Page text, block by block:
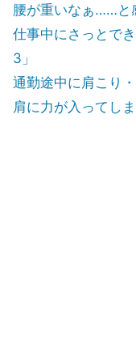
腰が重いなぁ……と
仕事中にさっとで
3」
通勤途中に肩こり
肩に力が入ってし